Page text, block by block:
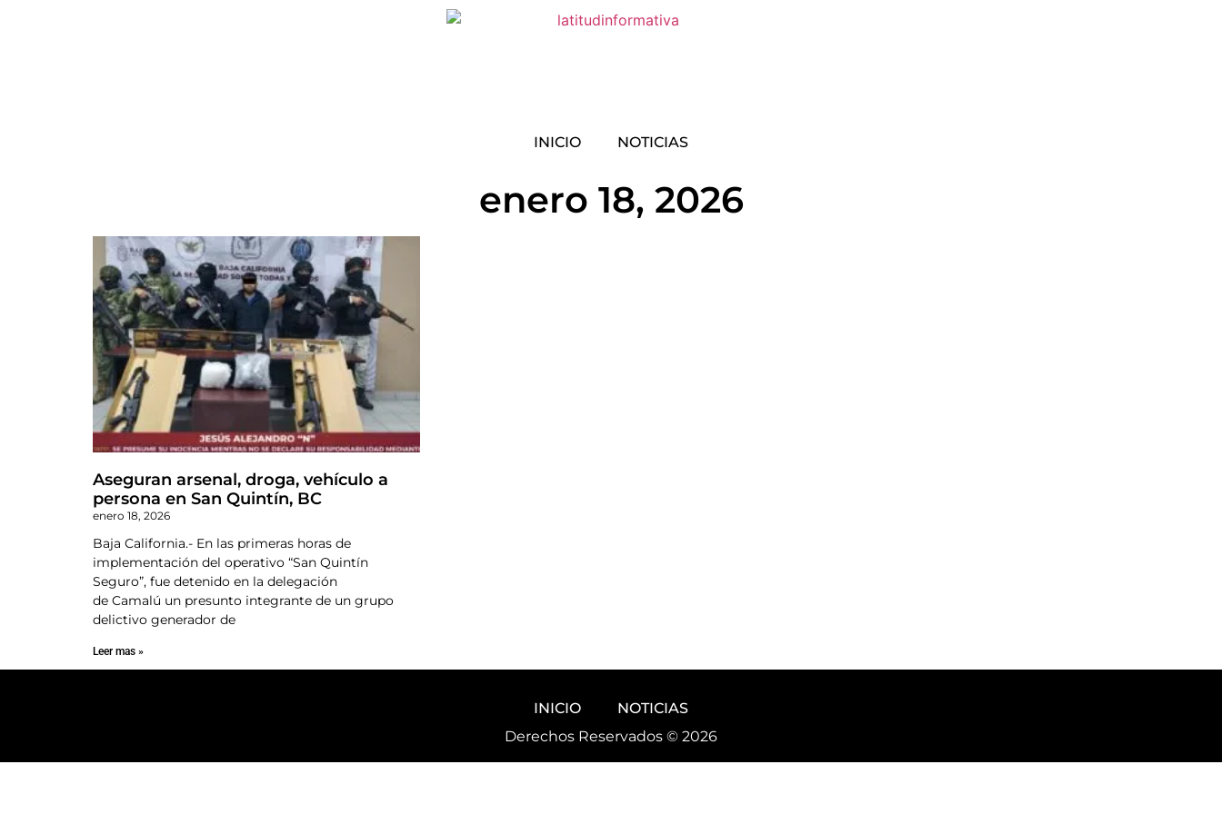
INICIO NOTICIAS
enero 18, 2026
Aseguran arsenal, droga, vehículo a
persona en San Quintín, BC
enero 18, 2026
Baja California.- En las primeras horas de
implementación del operativo “San Quintín
Seguro”, fue detenido en la delegación
de Camalú un presunto integrante de un grupo
delictivo generador de
Leer mas »
INICIO
NOTICIAS
Derechos Reservados © 2026